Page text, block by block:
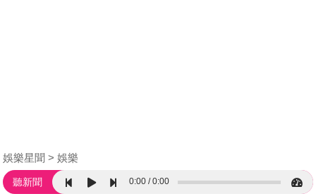
娛樂星聞 娛樂
聽新聞 0:00 0:00